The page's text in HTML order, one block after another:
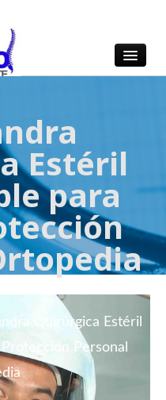
Estéril
para
Quirúrgica Estéril
Personal